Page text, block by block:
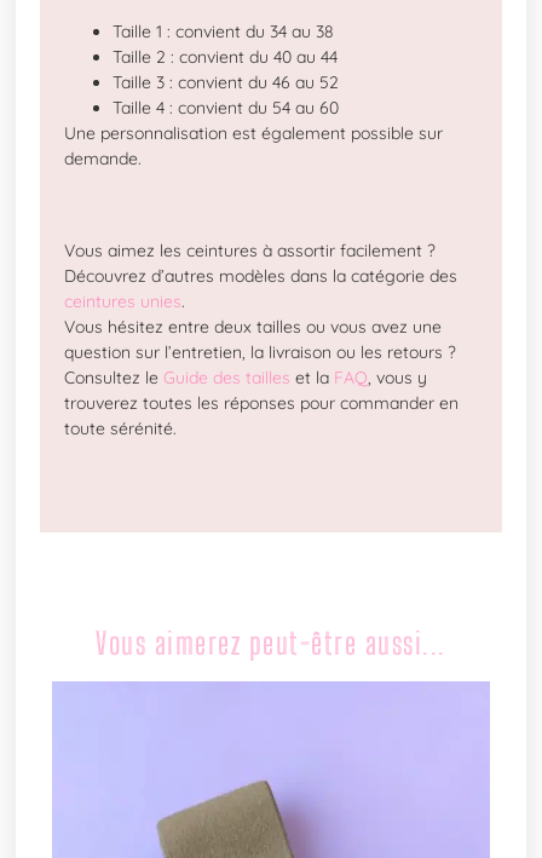
Taille 1 : convient du 34 au 38
Taille 2 : convient du 40 au 44
Taille 3 : convient du 46 au 52
Taille 4 : convient du 54 au 60
Une personnalisation est également possible sur
demande.
Vous aimez les ceintures à assortir facilement ?
Découvrez d’autres modèles dans la catégorie des
ceintures unies.
Vous hésitez entre deux tailles ou vous avez une
question sur l’entretien, la livraison ou les retours ?
Consultez leGuide des tailles et la FAQ, vous y
trouverez toutes les réponses pour commander en
toute sérénité.
Vous aimerez peut-être aussi...